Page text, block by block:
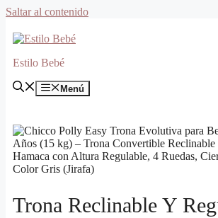
Saltar al contenido
Estilo Bebé
Menú
Trona Reclinable Y